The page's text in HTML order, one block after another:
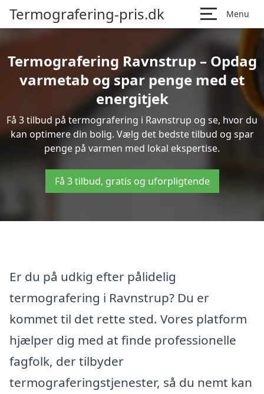
Termografering-pris.dk Menu
Termografering Ravnstrup – Opdag
varmetab og spar penge med et
energitjek
Få 3 tilbud på termografering i Ravnstrup og se, hvor du
kan optimere din bolig. Vælg det bedste tilbud og spar
penge på varmen med lokal ekspertise.
Få 3 tilbud, gratis og uforpligtende
Er du på udkig efter pålidelig
termografering i Ravnstrup? Du er
kommet til det rette sted. Vores platform
hjælper dig med at finde professionelle
fagfolk, der tilbyder
termograferingstjenester, så du nemt kan